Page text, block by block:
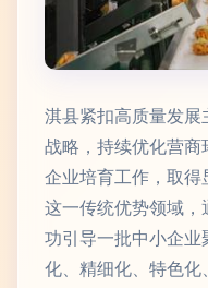
淇县紧扣高质量发
战略，持续优化营商
企业培育工作，取
这一传统优势领域
功引导一批中小企
化、精细化、特色